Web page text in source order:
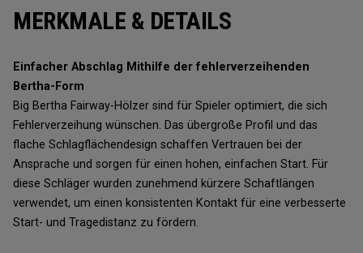
MERKMALE & DETAILS
Einfacher Abschlag Mithilfe der fehlerverzeihenden
Bertha-Form
Big Bertha Fairway-Hölzer sind für Spieler optimiert, die sich
Fehlerverzeihung wünschen. Das übergroße Profil und das
flache Schlagflächendesign schaffen Vertrauen bei der
Ansprache und sorgen für einen hohen, einfachen Start. Für
diese Schläger wurden zunehmend kürzere Schaftlängen
verwendet, um einen konsistenten Kontakt für eine verbesserte
Start- und Tragedistanz zu fördern.